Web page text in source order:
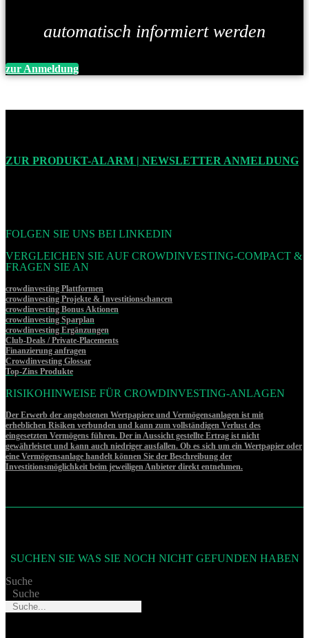
automatisch informiert werden
zur Anmeldung
ZUR PRODUKT-ALARM | NEWSLETTER ANMELDUNG
FOLGEN SIE UNS BEI LINKEDIN
VERGLEICHEN SIE AUF CROWDINVESTING-COMPACT &
FRAGEN SIE AN
crowdinvesting Plattformen
crowdinvesting Projekte & Investitionschancen
crowdinvesting Bonus Aktionen
crowdinvesting Sparplan
crowdinvesting Ergänzungen
Club-Deals / Private-Placements
Finanzierung anfragen
Crowdinvesting Glossar
Top-Zins Produkte
RISIKOHINWEISE FÜR CROWDINVESTING-ANLAGEN
Der Erwerb der angebotenen Wertpapiere und Vermögensanlagen ist mit
erheblichen Risiken verbunden und kann zum vollständigen Verlust des
eingesetzten Vermögens führen. Der in Aussicht gestellte Ertrag ist nicht
gewährleistet und kann auch niedriger ausfallen. Ob es sich um ein Wertpapier oder
eine Vermögensanlage handelt können Sie der Beschreibung der
Investitionsmöglichkeit beim jeweiligen Anbieter direkt entnehmen.
SUCHEN SIE WAS SIE NOCH NICHT GEFUNDEN HABEN
Suche
Suche